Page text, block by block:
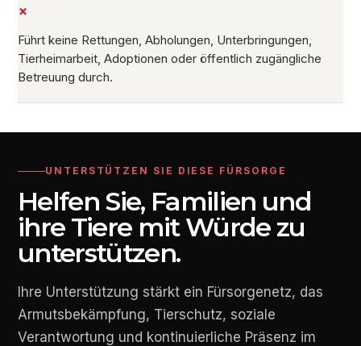
×
Führt keine Rettungen, Abholungen, Unterbringungen,
Tierheimarbeit, Adoptionen oder öffentlich zugängliche
Betreuung durch.
UNTERSTÜTZEN SIE DIESE FÜRSORGE
Helfen Sie, Familien und
ihre Tiere mit Würde zu
unterstützen.
Ihre Unterstützung stärkt ein Fürsorgenetz, das
Armutsbekämpfung, Tierschutz, soziale
Verantwortung und kontinuierliche Präsenz im